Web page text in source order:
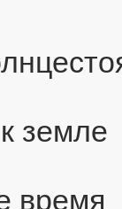
земле
время